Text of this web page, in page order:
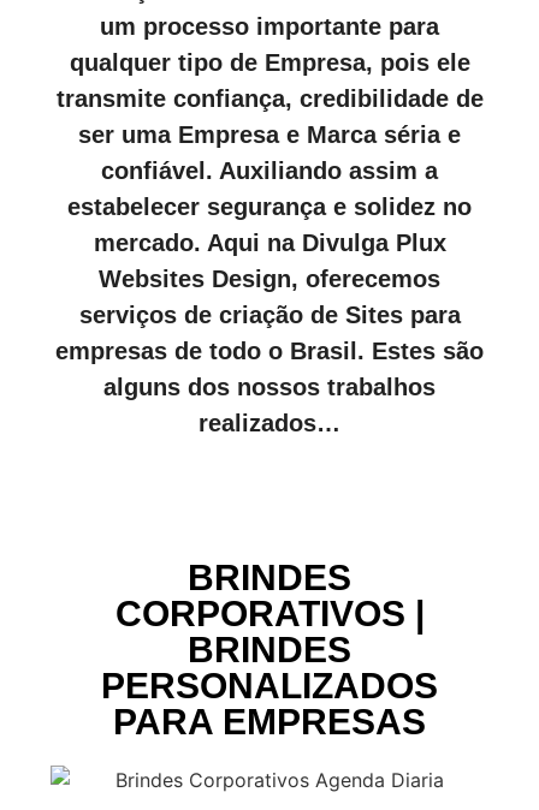
um processo importante para
qualquer tipo de Empresa, pois ele
transmite confiança, credibilidade de
ser uma Empresa e Marca séria e
confiável. Auxiliando assim a
estabelecer segurança e solidez no
mercado. Aqui na Divulga Plux
Websites Design, oferecemos
serviços de criação de Sites para
empresas de todo o Brasil. Estes são
alguns dos nossos trabalhos
realizados…
BRINDES
CORPORATIVOS |
BRINDES
PERSONALIZADOS
PARA EMPRESAS